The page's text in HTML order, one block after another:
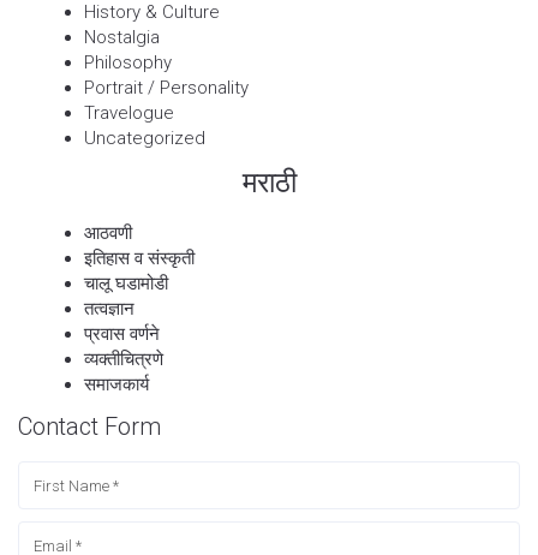
History & Culture
Nostalgia
Philosophy
Portrait / Personality
Travelogue
Uncategorized
मराठी
आठवणी
इतिहास व संस्कृती
चालू घडामोडी
तत्वज्ञान
प्रवास वर्णने
व्यक्तीचित्रणे
समाजकार्य
Contact Form